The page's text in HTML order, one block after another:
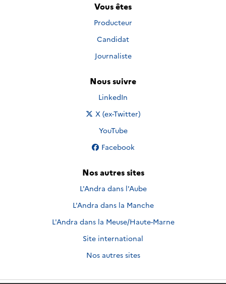
Vous êtes
Producteur
Candidat
Journaliste
Nous suivre
Nous suivre sur
LinkedIn
Nous suivre sur
X (ex-Twitter)
Nous suivre sur
YouTube
Nous suivre sur
Facebook
Nos autres sites
L'Andra dans l'Aube
L'Andra dans la Manche
L'Andra dans la Meuse/Haute-Marne
Site international
Nos autres sites